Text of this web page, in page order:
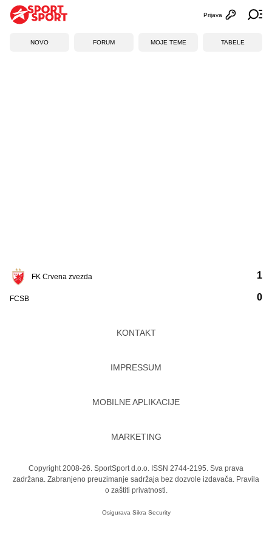
Otvori
Prijava
NOVO FORUM MOJE TEME TABELE
FK Crvena zvezda
FCSB
1
0
KONTAKT
IMPRESSUM
MOBILNE APLIKACIJE
MARKETING
Copyright 2008-26. SportSport d.o.o. ISSN 2744-2195. Sva prava
zadržana. Zabranjeno preuzimanje sadržaja bez dozvole izdavača. Pravila
o zaštiti privatnosti.
Osigurava Sikra Security